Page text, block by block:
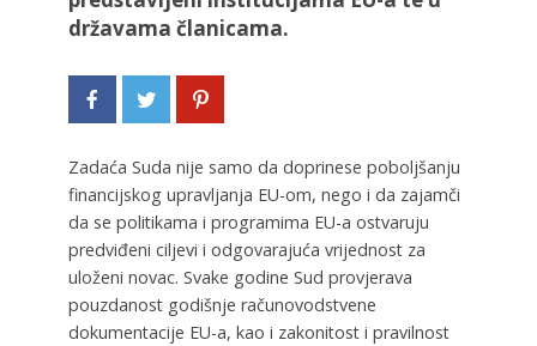
državama članicama.
Zadaća Suda nije samo da doprinese poboljšanju
financijskog upravljanja EU-om, nego i da zajamči
da se politikama i programima EU-a ostvaruju
predviđeni ciljevi i odgovarajuća vrijednost za
uloženi novac. Svake godine Sud provjerava
pouzdanost godišnje računovodstvene
dokumentacije EU-a, kao i zakonitost i pravilnost